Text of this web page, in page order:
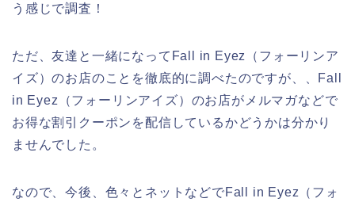
う感じで調査！
ただ、友達と一緒になってFall in Eyez（フォーリンア
イズ）のお店のことを徹底的に調べたのですが、、Fall
in Eyez（フォーリンアイズ）のお店がメルマガなどで
お得な割引クーポンを配信しているかどうかは分かり
ませんでした。
なので、今後、色々とネットなどでFall in Eyez（フォ